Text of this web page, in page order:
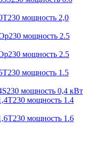
мощность 2,0
мощность 2.5
мощность 2.5
мощность 1.5
мощность 0,4 кВт
мощность 1.4
мощность 1.6